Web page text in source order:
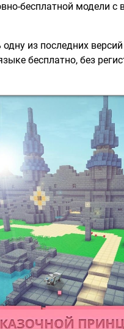
бесплатной модели
из последних
бесплатно, без